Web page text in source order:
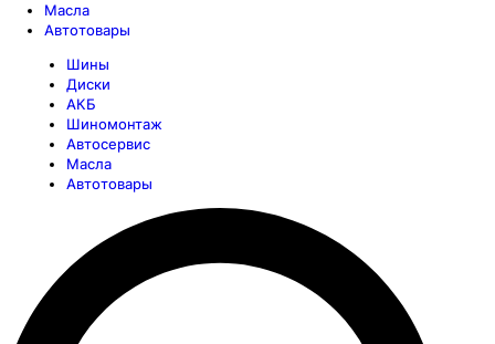
Масла
Автотовары
Шины
Диски
АКБ
Шиномонтаж
Автосервис
Масла
Автотовары